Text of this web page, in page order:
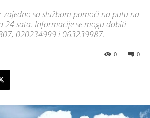
sa službom pomoći na putu na
24 sata. Informacije se mogu dobiti
020234999 i 063239987.
0
0